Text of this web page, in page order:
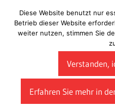
Inhalt
springen
Diese Website benutzt nur
Betrieb dieser Website
weiter nutzen, stimmen Sie
Verstanden,
Erfahren Sie mehr in